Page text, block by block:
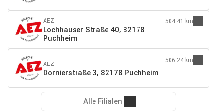
AEZ
Lochhauser Straße 40, 82178
Puchheim
504.41 km
AEZ
Dornierstraße 3, 82178 Puchheim
506.24 km
Alle Filialen